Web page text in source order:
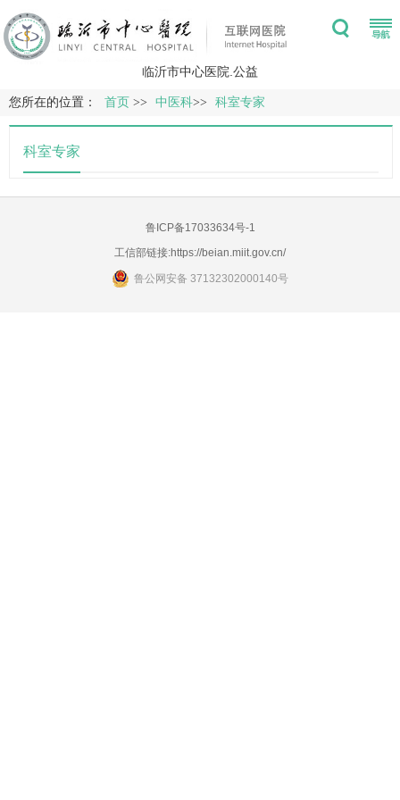
临沂市中心医院.公益
您所在的位置： 首页 >> 中医科>> 科室专家
科室专家
鲁ICP备17033634号-1
工信部链接:https://beian.miit.gov.cn/
鲁公网安备 37132302000140号